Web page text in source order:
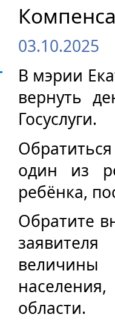
03.10.2025
В мэрии
вернуть
Госуслуги.
один из
ребёнка,
Обратите
величины
области.